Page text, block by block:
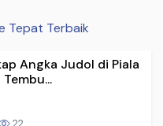
Tepat Terbaik
Angka Judol di Piala
22